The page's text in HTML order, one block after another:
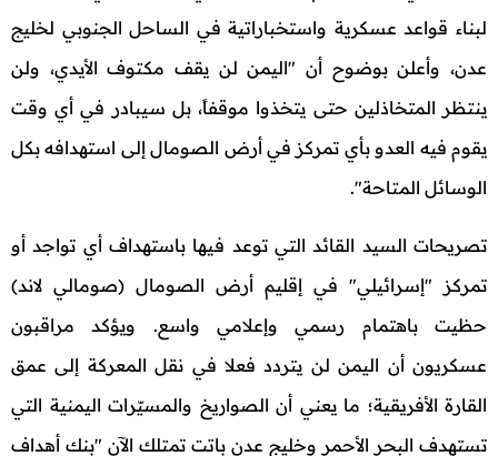
لبناء قواعد عسكرية واستخباراتية في الساحل الجنوبي لخليج
عدن، وأعلن بوضوح أن "اليمن لن يقف مكتوف الأيدي، ولن
ينتظر المتخاذلين حتى يتخذوا موقفاً، بل سيبادر في أي وقت
يقوم فيه العدو بأي تمركز في أرض الصومال إلى استهدافه بكل
الوسائل المتاحة".
تصريحات السيد القائد التي توعد فيها باستهداف أي تواجد أو
تمركز "إسرائيلي" في إقليم أرض الصومال (صومالي لاند)
حظيت باهتمام رسمي وإعلامي واسع. ويؤكد مراقبون
عسكريون أن اليمن لن يتردد فعلا في نقل المعركة إلى عمق
القارة الأفريقية؛ ما يعني أن الصواريخ والمسيّرات اليمنية التي
تستهدف البحر الأحمر وخليج عدن باتت تمتلك الآن "بنك أهداف